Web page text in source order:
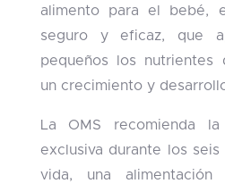
alimento para el bebé,
seguro y eficaz, que
pequeños los nutrientes
un crecimiento y
La OMS recomienda la
exclusiva durante los
vida, una alimentación